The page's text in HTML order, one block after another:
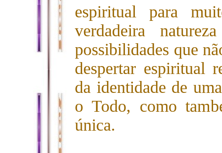
espiritual para
verdadeira
possibilidades que
despertar espiritual
da identidade de
o Todo, como
única.